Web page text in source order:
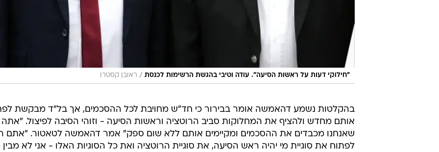
"חילוקי דעות על ראשות הסיעה". עודה וטיבי בהגשת הרשימות לכנסת / ראובן קסטרו
בהקלטות נשמע דהאמשה אומר בבירור כי חד"ש מחויבת לכל ההסכמים, אך בל"ד מבקשת
אותם מחדש ולהציף את המחלוקות סביב הרוטציה וראשות הסיעה - וזוהי הסיבה לפיצול. "אתה
שאנחנו מכבדים את ההסכמים ומקיימים אותם ללא שום ספק" אמר דהאמשה לטאטור. "אתם
לפתוח את סוגיית מי יהיה ראש הסיעה, את סוגיית הרוטציה ואת כל הסוגיות האלו - אני לא